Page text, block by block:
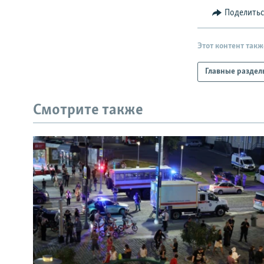
Этот контент
Главные
Смотрите также